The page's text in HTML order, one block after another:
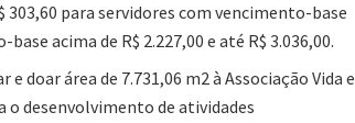
para servidores com vencimento-base
acima de R$ 2.227,00 e até R$ 3.036,00.
doar área de 7.731,06 m2 à Associação Vida e
o desenvolvimento de atividades